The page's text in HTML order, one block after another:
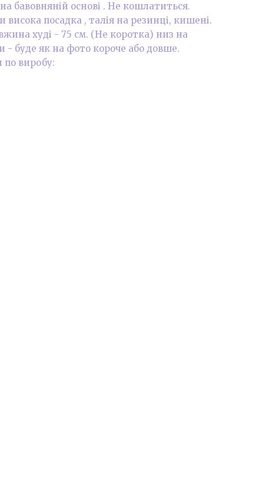
бавовняній основі . Не кошлатиться.
посадка , талія на резинці, кишені.
худі - 75 см. (Не коротка) низ на
- буде як на фото короче або довше.
по виробу: